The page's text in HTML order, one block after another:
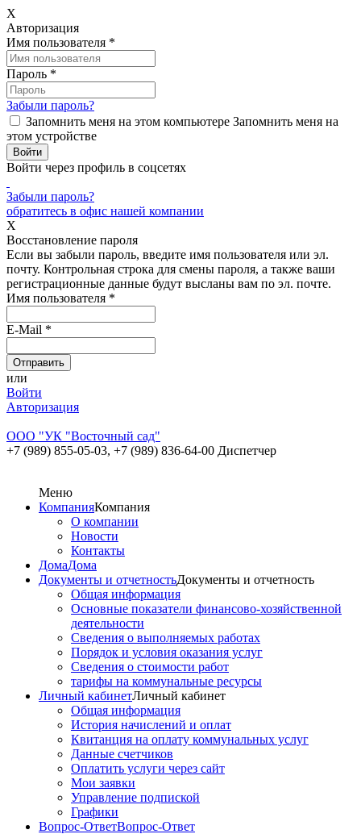
X
Авторизация
Имя пользователя *
Пароль *
Забыли пароль?
Запомнить меня на этом компьютере Запомнить меня на
этом устройстве
Войти через профиль в соцсетях
Забыли пароль?
обратитесь в офис нашей компании
X
Восстановление пароля
Если вы забыли пароль, введите имя пользователя или эл.
почту. Контрольная строка для смены пароля, а также ваши
регистрационные данные будут высланы вам по эл. почте.
Имя пользователя *
E-Mail *
или
Войти
Авторизация
ООО "УК "Восточный сад"
+7 (989) 855-05-03, +7 (989) 836-64-00 Диспетчер
Меню
КомпанияКомпания
О компании
Новости
Контакты
ДомаДома
Документы и отчетностьДокументы и отчетность
Общая информация
Основные показатели финансово-хозяйственной
деятельности
Сведения о выполняемых работах
Порядок и условия оказания услуг
Сведения о стоимости работ
тарифы на коммунальные ресурсы
Личный кабинетЛичный кабинет
Общая информация
История начислений и оплат
Квитанция на оплату коммунальных услуг
Данные счетчиков
Оплатить услуги через сайт
Мои заявки
Управление подпиской
Графики
Вопрос-ОтветВопрос-Ответ